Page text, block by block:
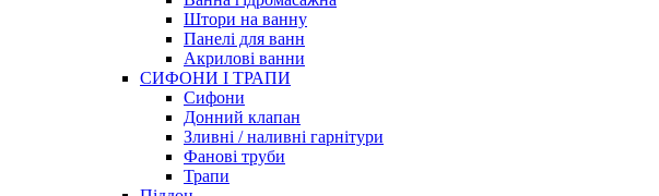
Штори на ванну
Панелі для ванн
Акрилові ванни
СИФОНИ І ТРАПИ
Сифони
Донний клапан
Зливні / наливні гарнітури
Фанові труби
Трапи